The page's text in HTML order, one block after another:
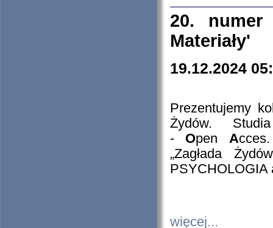
20. numer
Materiały'
19.12.2024
Prezentujemy
Żydów.
- Open A
„Zagłada
PSYCHOLOGIA
więcej...